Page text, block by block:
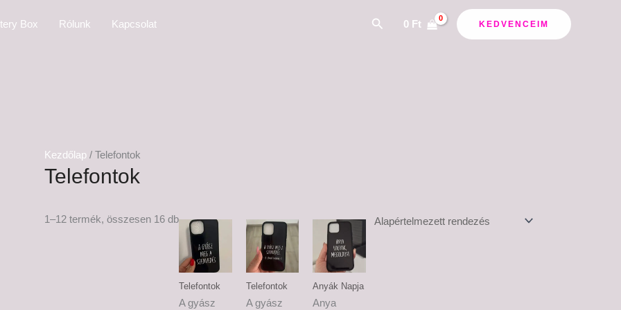
Box Rólunk Kapcsolat Search
0 Ft KEDVENCEIM
Kezdőlap / Telefontok
Telefontok
1–12 termék, összesen 16 db
Telefontok
A gyász
Telefontok
A gyász
Anyák Napja
Anya